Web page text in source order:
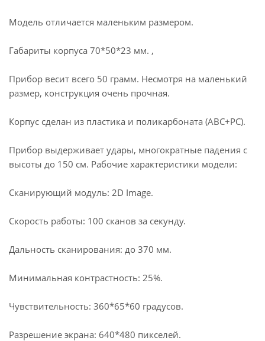
Модель отличается маленьким размером.
Габариты корпуса 70*50*23 мм. ,
Прибор весит всего 50 грамм. Несмотря на маленький
размер, конструкция очень прочная.
Корпус сделан из пластика и поликарбоната (ABC+PC).
Прибор выдерживает удары, многократные падения с
высоты до 150 см. Рабочие характеристики модели:
Сканирующий модуль: 2D Image.
Скорость работы: 100 сканов за секунду.
Дальность сканирования: до 370 мм.
Минимальная контрастность: 25%.
Чувствительность: 360*65*60 градусов.
Разрешение экрана: 640*480 пикселей.